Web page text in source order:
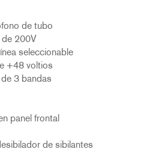
de tubo
de 200V
seleccionable
+48 voltios
3 bandas
panel frontal
de sibilantes